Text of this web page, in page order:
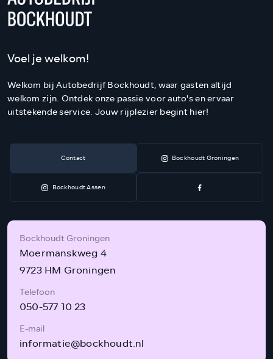
Voel je welkom!
Welkom bij Autobedrijf Bockhoudt, waar gasten altijd
welkom zijn. Ontdek onze passie voor auto's en ervaar
uitstekende service. Jouw rijplezier begint hier!
Contact Bockhoudt Groningen
Bockhoudt Assen
Bockhoudt Groningen
Moermanskweg 4
9723 HM Groningen
Telefoon
050-577 10 23
E-mail
informatie@bockhoudt.nl